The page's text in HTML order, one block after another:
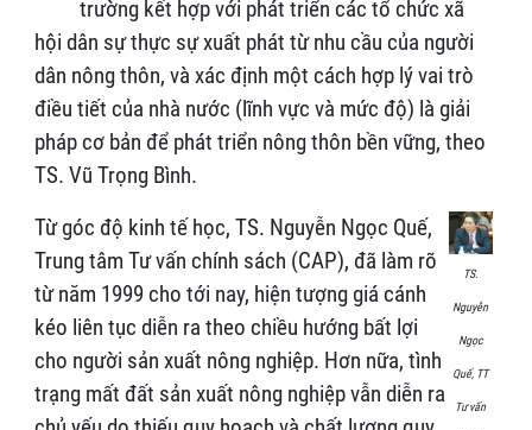
trường kết hợp với phát triển các tổ chức xã
hội dân sự thực sự xuất phát từ nhu cầu của người
dân nông thôn, và xác định một cách hợp lý vai trò
điều tiết của nhà nước (lĩnh vực và mức độ) là giải
pháp cơ bản để phát triển nông thôn bền vững, theo
TS. Vũ Trọng Bình.
TS.
Nguyễn
Ngọc
Quế, TT
Tư vấn
Từ góc độ kinh tế học, TS. Nguyễn Ngọc Quế,
Trung tâm Tư vấn chính sách (CAP), đã làm rõ
từ năm 1999 cho tới nay, hiện tượng giá cánh
kéo liên tục diễn ra theo chiều hướng bất lợi
cho người sản xuất nông nghiệp. Hơn nữa, tình
trạng mất đất sản xuất nông nghiệp vẫn diễn ra